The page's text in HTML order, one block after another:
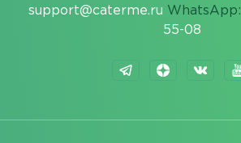
support@caterme.ru WhatsApp:
55-08